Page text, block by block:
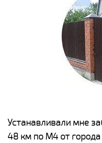
Устанавливали мне
48 км по М4 от